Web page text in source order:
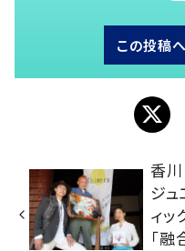
この投稿
香川
ジュ
ィッ
「融